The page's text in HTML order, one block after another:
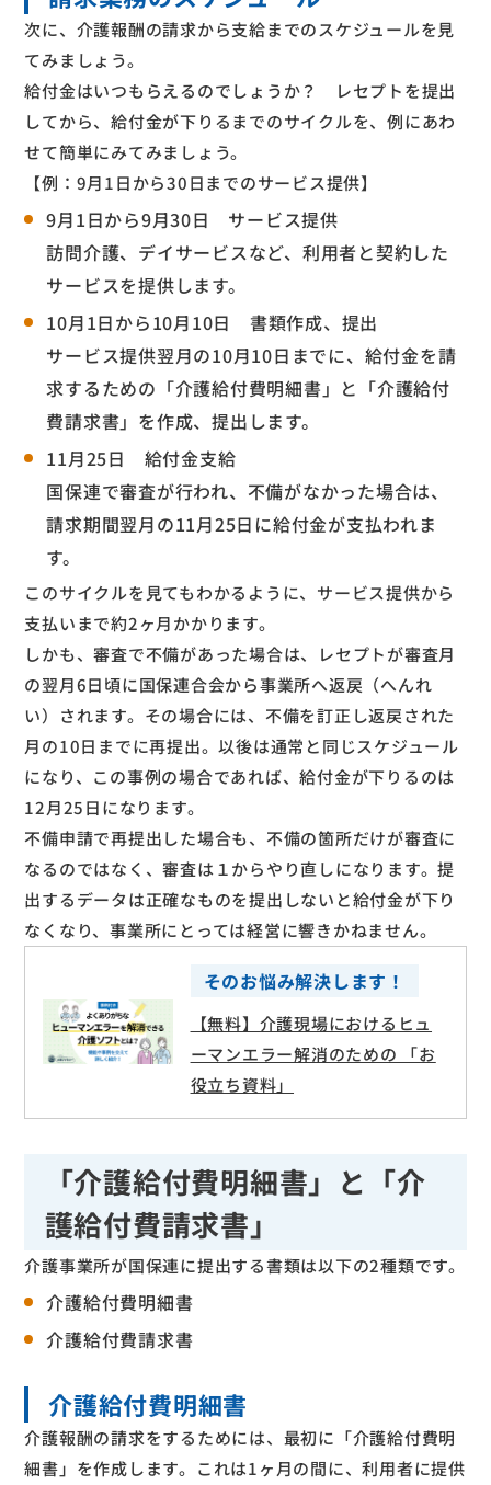
次に、介護報酬の請求から支給までのスケジュールを見
てみましょう。
給付金はいつもらえるのでしょうか？ レセプトを提出
してから、給付金が下りるまでのサイクルを、例にあわ
せて簡単にみてみましょう。
【例：9月1日から30日までのサービス提供】
9月1日から9月30日 サービス提供
訪問介護、デイサービスなど、利用者と契約した
サービスを提供します。
10月1日から10月10日 書類作成、提出
サービス提供翌月の10月10日までに、給付金を請
求するための「介護給付費明細書」と「介護給付
費請求書」を作成、提出します。
11月25日 給付金支給
国保連で審査が行われ、不備がなかった場合は、
請求期間翌月の11月25日に給付金が支払われま
す。
このサイクルを見てもわかるように、サービス提供から
支払いまで約2ヶ月かかります。
しかも、審査で不備があった場合は、レセプトが審査月
の翌月6日頃に国保連合会から事業所へ返戻（へんれ
い）されます。その場合には、不備を訂正し返戻された
月の10日までに再提出。以後は通常と同じスケジュール
になり、この事例の場合であれば、給付金が下りるのは
12月25日になります。
不備申請で再提出した場合も、不備の箇所だけが審査に
なるのではなく、審査は１からやり直しになります。提
出するデータは正確なものを提出しないと給付金が下り
なくなり、事業所にとっては経営に響きかねません。
そのお悩み解決します！
【無料】介護現場におけるヒュ
ーマンエラー解消のための 「お
役立ち資料」
「介護給付費明細書」と「介
護給付費請求書」
介護事業所が国保連に提出する書類は以下の2種類です。
介護給付費明細書
介護給付費請求書
介護給付費明細書
介護報酬の請求をするためには、最初に「介護給付費明
細書」を作成します。これは1ヶ月の間に、利用者に提供